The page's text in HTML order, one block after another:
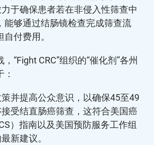
力于确保患者若在非侵入性筛查中
能够通过结肠镜检查完成筛查流
付费用。
“Fight CRC”组织的“催化剂”各州
并提高公众意识，以确保45至49
受结直肠癌筛查，这符合美国癌
）指南以及美国预防服务工作组
新建议。